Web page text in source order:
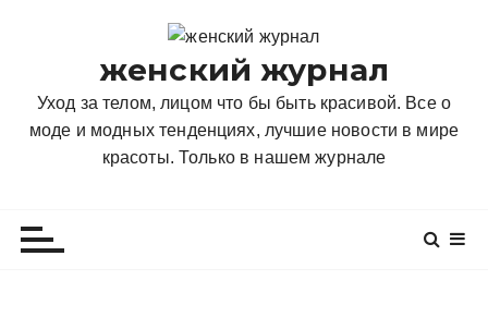
женский журнал
Уход за телом, лицом что бы быть красивой. Все о
моде и модных тенденциях, лучшие новости в мире
красоты. Только в нашем журнале